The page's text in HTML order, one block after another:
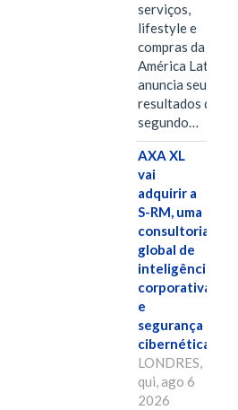
serviços,
lifestyle e
compras da
América Latina
anuncia seus
resultados do
segundo…
AXA XL
vai
adquirir a
S-RM, uma
consultoria
global de
inteligência
corporativa
e
segurança
cibernética
LONDRES,
qui, ago 6
2026